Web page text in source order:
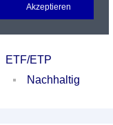
Login
ETF/ETP
Nachhaltig
Akzeptieren